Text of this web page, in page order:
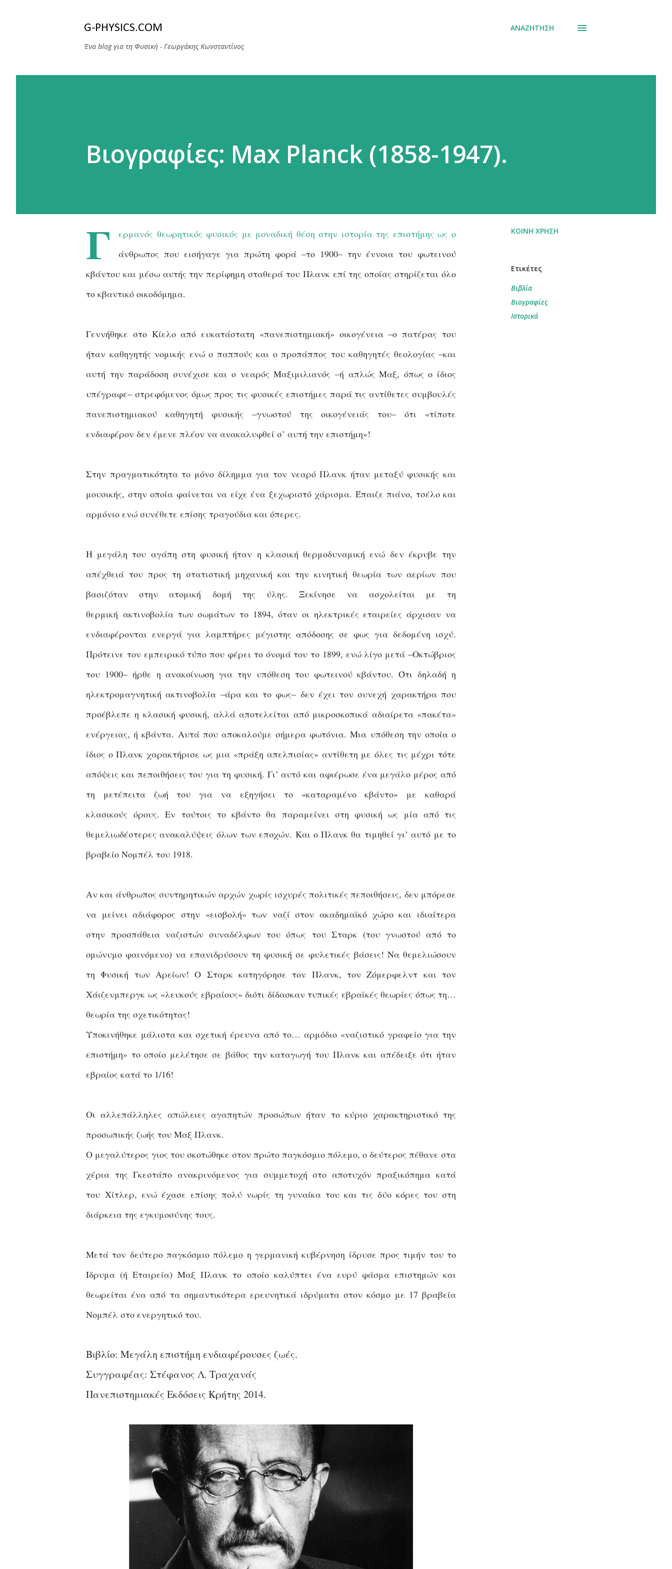
G-PHYSICS.COM
Ένα blog για τη Φυσική - Γεωργάκης Κωνσταντίνος
ΑΝΑΖΉΤΗΣΗ
Βιογραφίες: Max Planck (1858-1947).
Γ
ερμανός θεωρητικός φυσικός με μοναδική θέση στην ιστορία της επιστήμης ως ο
άνθρωπος που εισήγαγε για πρώτη φορά –το 1900– την έννοια του φωτεινού
κβάντου και μέσω αυτής την περίφημη σταθερά του Πλανκ επί της οποίας στηρίζεται όλο
το κβαντικό οικοδόμημα.
Γεννήθηκε στο Κίελο από ευκατάστατη «πανεπιστημιακή» οικογένεια –ο πατέρας του
ήταν καθηγητής νομικής ενώ ο παππούς και ο προπάππος του καθηγητές θεολογίας –και
αυτή την παράδοση συνέχισε και ο νεαρός Μαξιμιλιανός –ή απλώς Μαξ, όπως ο ίδιος
υπέγραφε– στρεφόμενος όμως προς τις φυσικές επιστήμες παρά τις αντίθετες συμβουλές
πανεπιστημιακού καθηγητή φυσικής –γνωστού της οικογένειάς του– ότι «τίποτε
ενδιαφέρον δεν έμενε πλέον να ανακαλυφθεί σ’ αυτή την επιστήμη»!
Στην πραγματικότητα το μόνο δίλημμα για τον νεαρό Πλανκ ήταν μεταξύ φυσικής και
μουσικής, στην οποία φαίνεται να είχε ένα ξεχωριστό χάρισμα. Έπαιζε πιάνο, τσέλο και
αρμόνιο ενώ συνέθετε επίσης τραγούδια και όπερες.
Η μεγάλη του αγάπη στη φυσική ήταν η κλασική θερμοδυναμική ενώ δεν έκρυβε την
απέχθειά του προς τη στατιστική μηχανική και την κινητική θεωρία των αερίων που
βασιζόταν στην ατομική δομή της ύλης. Ξεκίνησε να ασχολείται με τη
θερμική ακτινοβολία των σωμάτων το 1894, όταν οι ηλεκτρικές εταιρείες άρχισαν να
ενδιαφέρονται ενεργά για λαμπτήρες μέγιστης απόδοσης σε φως για δεδομένη ισχύ.
Πρότεινε τον εμπειρικό τύπο που φέρει το όνομά του το 1899, ενώ λίγο μετά –Οκτώβριος
του 1900– ήρθε η ανακοίνωση για την υπόθεση του φωτεινού κβάντου. Ότι δηλαδή η
ηλεκτρομαγνητική ακτινοβολία –άρα και το φως– δεν έχει τον συνεχή χαρακτήρα που
προέβλεπε η κλασική φυσική, αλλά αποτελείται από μικροσκοπικά αδιαίρετα «πακέτα»
ενέργειας, ή κβάντα. Αυτά που αποκαλούμε σήμερα φωτόνια. Μια υπόθεση την οποία ο
ίδιος ο Πλανκ χαρακτήρισε ως μια «πράξη απελπισίας» αντίθετη με όλες τις μέχρι τότε
απόψεις και πεποιθήσεις του για τη φυσική. Γι’ αυτό και αφιέρωσε ένα μεγάλο μέρος από
τη μετέπειτα ζωή του για να εξηγήσει το «καταραμένο κβάντο» με καθαρά
κλασικούςόρους. Εν τούτοις το κβάντο θα παραμείνει στη φυσική ως μία από τις
θεμελιωδέστερες ανακαλύψεις όλων των εποχών. Και ο Πλανκ θα τιμηθεί γι’ αυτό με το
βραβείο Νομπέλ του 1918.
Αν και άνθρωπος συντηρητικών αρχών χωρίς ισχυρές πολιτικές πεποιθήσεις, δεν μπόρεσε
να μείνει αδιάφορος στην «εισβολή» των ναζί στον ακαδημαϊκό χώρο και ιδιαίτερα
στηνπροσπάθεια ναζιστών συναδέλφων του όπως του Σταρκ (του γνωστού από το
ομώνυμο φαινόμενο) να επανιδρύσουν τη φυσική σε φυλετικές βάσεις! Να θεμελιώσουν
τη Φυσική των Αρείων! Ο Σταρκ κατηγόρησε τον Πλανκ, τον Ζόμερφελντ και τον
Χάιζενμπεργκ ως «λευκούς εβραίους» διότι δίδασκαν τυπικές εβραϊκές θεωρίες όπως τη…
θεωρία της σχετικότητας!
Υποκινήθηκε μάλιστα και σχετική έρευνα από το… αρμόδιο «ναζιστικό γραφείο για την
επιστήμη» το οποίο μελέτησε σε βάθος την καταγωγή του Πλανκ και απέδειξε ότι ήταν
εβραίος κατά το 1/16!
Οι αλλεπάλληλες απώλειες αγαπητών προσώπων ήταν το κύριο χαρακτηριστικό της
προσωπικής ζωής του Μαξ Πλανκ.
Ο μεγαλύτερος γιος του σκοτώθηκε στον πρώτο παγκόσμιο πόλεμο, ο δεύτερος πέθανε στα
χέρια της Γκεστάπο ανακρινόμενος για συμμετοχή στο αποτυχόν πραξικόπημα κατά
του Χίτλερ, ενώ έχασε επίσης πολύ νωρίς τη γυναίκα του και τις δύο κόρες του στη
διάρκεια της εγκυμοσύνης τους.
Μετά τον δεύτερο παγκόσμιο πόλεμο η γερμανική κυβέρνηση ίδρυσε προς τιμήν του το
Ίδρυμα (ή Εταιρεία) Μαξ Πλανκ το οποίο καλύπτει ένα ευρύ φάσμα επιστημών και
θεωρείται ένα από τα σημαντικότερα ερευνητικά ιδρύματα στον κόσμο με 17 βραβεία
Νομπέλ στο ενεργητικό του.
Βιβλίο: Μεγάλη επιστήμη ενδιαφέρουσες ζωές.
Συγγραφέας: Στέφανος Λ. Τραχανάς
Πανεπιστημιακές Εκδόσεις Κρήτης 2014.
ΚΟΙΝΉ ΧΡΉΣΗ
Ετικέτες
Βιβλία
Βιογραφίες
Ιστορικά